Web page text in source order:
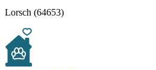
Lorsch (64653)